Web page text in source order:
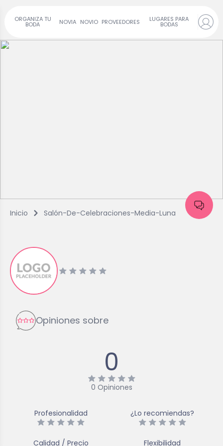
ORGANIZA TU
BODA NOVIA NOVIO PROVEEDORES LUGARES PARA
BODAS
Inicio Salón-De-Celebraciones-Media-Luna
Opiniones sobre
0
0 Opiniones
Profesionalidad ¿Lo recomiendas?
Calidad / Precio Flexibilidad